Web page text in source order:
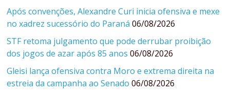
Após convenções, Alexandre Curi inicia ofensiva e mexe
no xadrez sucessório do Paraná 06/08/2026
STF retoma julgamento que pode derrubar proibição
dos jogos de azar após 85 anos 06/08/2026
Gleisi lança ofensiva contra Moro e extrema direita na
estreia da campanha ao Senado 06/08/2026